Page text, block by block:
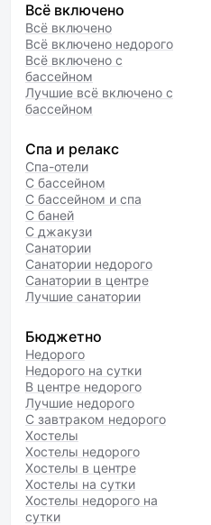
Всё включено
Всё включено
Всё включено недорого
Всё включено с
бассейном
Лучшие всё включено с
бассейном
Спа и релакс
Спа-отели
С бассейном
С бассейном и спа
С баней
С джакузи
Санатории
Санатории недорого
Санатории в центре
Лучшие санатории
Бюджетно
Недорого
Недорого на сутки
В центре недорого
Лучшие недорого
С завтраком недорого
Хостелы
Хостелы недорого
Хостелы в центре
Хостелы на сутки
Хостелы недорого на
сутки